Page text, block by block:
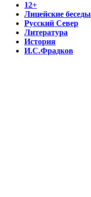
12+
Лицейские беседы
Русский Север
Литература
История
И.С.Фрадков